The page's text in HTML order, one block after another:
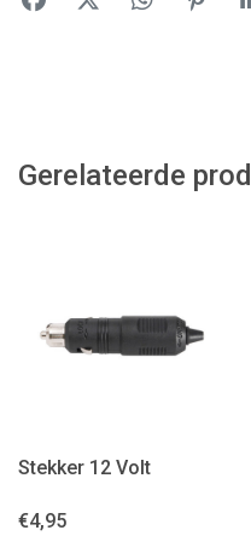
Gerelateerde
Stekker 12 Volt
€4,95